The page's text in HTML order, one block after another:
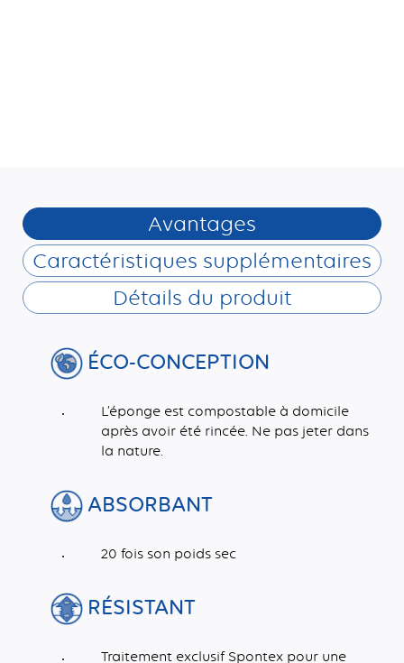
Avantages
Caractéristiques supplémentaires
Détails du produit
ÉCO-CONCEPTION
L’éponge est compostable à domicile
après avoir été rincée. Ne pas jeter dans
la nature.
ABSORBANT
20 fois son poids sec
RÉSISTANT
Traitement exclusif Spontex pour une